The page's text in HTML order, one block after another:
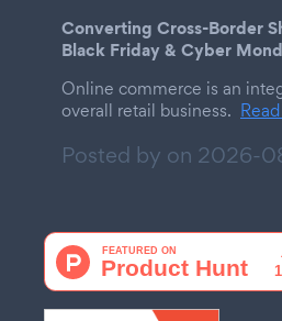
Converting Cross-Border
Black Friday & Cyber
Online commerce is an
overall retail business.
Posted by on 2026-